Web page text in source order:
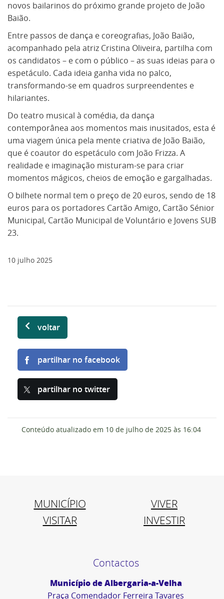
novos bailarinos do próximo grande projeto de João
Baião.
Entre passos de dança e coreografias, João Baião,
acompanhado pela atriz Cristina Oliveira, partilha com
os candidatos – e com o público – as suas ideias para o
espetáculo. Cada ideia ganha vida no palco,
transformando-se em quadros surpreendentes e
hilariantes.
Do teatro musical à comédia, da dança
contemporânea aos momentos mais inusitados, esta é
uma viagem única pela mente criativa de João Baião,
que é coautor do espetáculo com João Frizza. A
realidade e imaginação misturam-se para criar
momentos mágicos, cheios de emoção e gargalhadas.
O bilhete normal tem o preço de 20 euros, sendo de 18
euros para os portadores Cartão Amigo, Cartão Sénior
Municipal, Cartão Municipal de Voluntário e Jovens SUB
23.
10 julho 2025
voltar
partilhar no facebook
partilhar no twitter
Conteúdo atualizado em 10 de julho de 2025 às 16:04
MUNICÍPIO
VIVER
VISITAR
INVESTIR
Contactos
Município de Albergaria-a-Velha
Praça Comendador Ferreira Tavares